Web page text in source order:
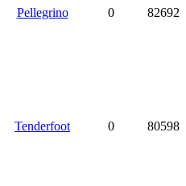
Pellegrino 0 82692
Tenderfoot 0 80598